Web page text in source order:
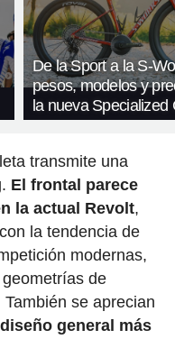
De la Sport a la S-
pesos, modelos y
la nueva Specialized
transmite una
El frontal parece
la actual Revolt,
la tendencia de
modernas,
de
se aprecian
general más